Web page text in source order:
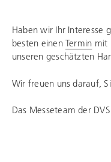
Haben wir Ihr Interesse
besten einen Termin mit
unseren geschätzten
Wir freuen uns darauf,
Das Messeteam der